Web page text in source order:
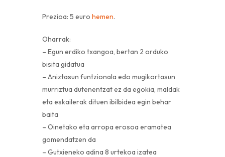
Prezioa: 5 euro hemen.
Oharrak:
– Egun erdiko txangoa, bertan 2 orduko
bisita gidatua
– Aniztasun funtzionala edo mugikortasun
murriztua dutenentzat ez da egokia, maldak
eta eskailerak dituen ibilbidea egin behar
baita
– Oinetako eta arropa erosoa eramatea
gomendatzen da
– Gutxieneko adina 8 urtekoa izatea